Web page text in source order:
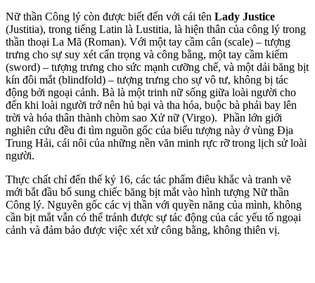
Nữ thần Công lý còn được biết đến với cái tên Lady Justice
(Justitia), trong tiếng Latin là Lustitia, là hiện thân của công lý trong
thần thoại La Mã (Roman). Với một tay cầm cân (scale) – tượng
trưng cho sự suy xét cẩn trọng và công bằng, một tay cầm kiếm
(sword) – tượng trưng cho sức mạnh cưỡng chế, và một dải băng bịt
kín đôi mắt (blindfold) – tượng trưng cho sự vô tư, không bị tác
động bởi ngoại cảnh. Bà là một trinh nữ sống giữa loài người cho
đến khi loài người trở nên hủ bại và tha hóa, buộc bà phải bay lên
trời và hóa thân thành chòm sao Xử nữ (Virgo). Phần lớn giới
nghiên cứu đều đi tìm nguồn gốc của biểu tượng này ở vùng Địa
Trung Hải, cái nôi của những nền văn minh rực rỡ trong lịch sử loài
người.
Thực chất chỉ đến thế kỷ 16, các tác phẩm điêu khắc và tranh vẽ
mới bắt đầu bổ sung chiếc băng bịt mắt vào hình tượng Nữ thần
Công lý. Nguyên gốc các vị thần với quyền năng của mình, không
cần bịt mắt vẫn có thể tránh được sự tác động của các yếu tố ngoại
cảnh và đảm bảo được việc xét xử công bằng, không thiên vị.